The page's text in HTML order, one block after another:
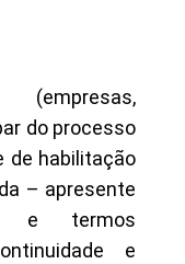
do processo
de habilitação
– apresente
e termos
e